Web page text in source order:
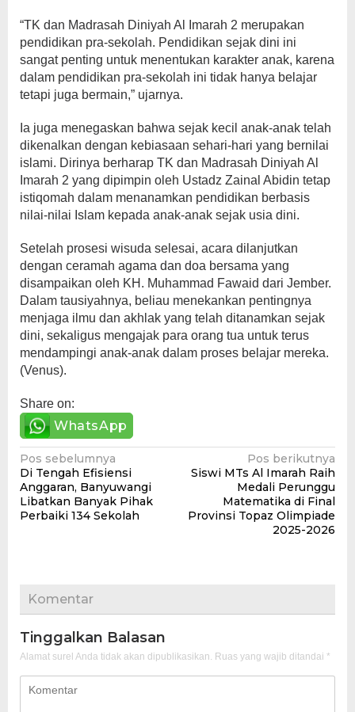
“TK dan Madrasah Diniyah Al Imarah 2 merupakan
pendidikan pra-sekolah. Pendidikan sejak dini ini
sangat penting untuk menentukan karakter anak, karena
dalam pendidikan pra-sekolah ini tidak hanya belajar
tetapi juga bermain,” ujarnya.
Ia juga menegaskan bahwa sejak kecil anak-anak telah
dikenalkan dengan kebiasaan sehari-hari yang bernilai
islami. Dirinya berharap TK dan Madrasah Diniyah Al
Imarah 2 yang dipimpin oleh Ustadz Zainal Abidin tetap
istiqomah dalam menanamkan pendidikan berbasis
nilai-nilai Islam kepada anak-anak sejak usia dini.
Setelah prosesi wisuda selesai, acara dilanjutkan
dengan ceramah agama dan doa bersama yang
disampaikan oleh KH. Muhammad Fawaid dari Jember.
Dalam tausiyahnya, beliau menekankan pentingnya
menjaga ilmu dan akhlak yang telah ditanamkan sejak
dini, sekaligus mengajak para orang tua untuk terus
mendampingi anak-anak dalam proses belajar mereka.
(Venus).
Share on:
WhatsApp
Navigasi
pos
Pos sebelumnya
Di Tengah Efisiensi
Anggaran, Banyuwangi
Libatkan Banyak Pihak
Perbaiki 134 Sekolah
Pos berikutnya
Siswi MTs Al Imarah Raih
Medali Perunggu
Matematika di Final
Provinsi Topaz Olimpiade
2025-2026
Komentar
Tinggalkan Balasan
Alamat surel Anda tidak akan dipublikasikan. Ruas yang wajib ditandai *